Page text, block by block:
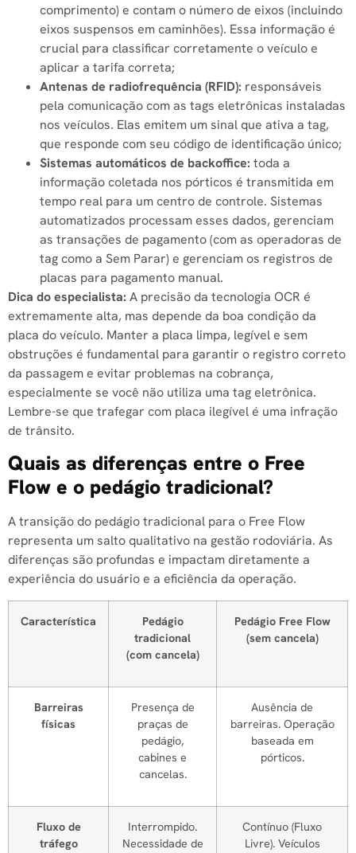
comprimento) e contam o número de eixos (incluindo
eixos suspensos em caminhões). Essa informação é
crucial para classificar corretamente o veículo e
aplicar a tarifa correta;
Antenas de radiofrequência (RFID): responsáveis
pela comunicação com as tags eletrônicas instaladas
nos veículos. Elas emitem um sinal que ativa a tag,
que responde com seu código de identificação único;
Sistemas automáticos de backoffice: toda a
informação coletada nos pórticos é transmitida em
tempo real para um centro de controle. Sistemas
automatizados processam esses dados, gerenciam
as transações de pagamento (com as operadoras de
tag como a Sem Parar) e gerenciam os registros de
placas para pagamento manual.
Dica do especialista: A precisão da tecnologia OCR é
extremamente alta, mas depende da boa condição da
placa do veículo. Manter a placa limpa, legível e sem
obstruções é fundamental para garantir o registro correto
da passagem e evitar problemas na cobrança,
especialmente se você não utiliza uma tag eletrônica.
Lembre-se que trafegar com placa ilegível é uma infração
de trânsito.
Quais as diferenças entre o Free
Flow e o pedágio tradicional?
A transição do pedágio tradicional para o Free Flow
representa um salto qualitativo na gestão rodoviária. As
diferenças são profundas e impactam diretamente a
experiência do usuário e a eficiência da operação.
Característica
Pedágio
tradicional
(com cancela)
Pedágio Free Flow
(sem cancela)
Barreiras
físicas
Presença de
praças de
pedágio,
cabines e
cancelas.
Ausência de
barreiras. Operação
baseada em
pórticos.
Fluxo de
tráfego
Interrompido.
Necessidade de
Contínuo (Fluxo
Livre). Veículos